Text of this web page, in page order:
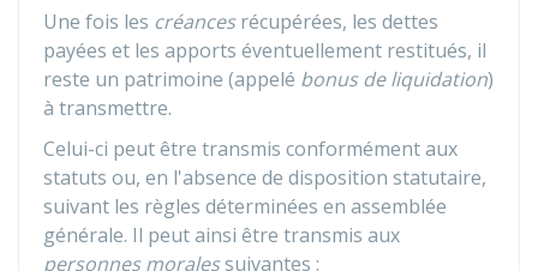
Une fois les créancesrécupérées, les dettes
payées et les apports éventuellement restitués, il
reste un patrimoine (appelé bonus de liquidation)
à transmettre.
Celui-ci peut être transmis conformément aux
statuts ou, en l'absence de disposition statutaire,
suivant les règles déterminées en assemblée
générale. Il peut ainsi être transmis aux
personnes moralessuivantes :